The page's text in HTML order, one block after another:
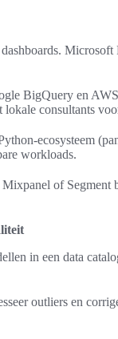
BigQuery en
consultants
ecosysteem
workloads.
of Segment
in een data
outliers en